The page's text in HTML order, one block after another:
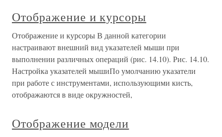
Отображение и курсоры
Отображение и курсоры В данной категории
настраивают внешний вид указателей мыши при
выполнении различных операций (рис. 14.10). Рис. 14.10.
Настройка указателей мышиПо умолчанию указатели
при работе с инструментами, использующими кисть,
отображаются в виде окружностей,
Отображение модели